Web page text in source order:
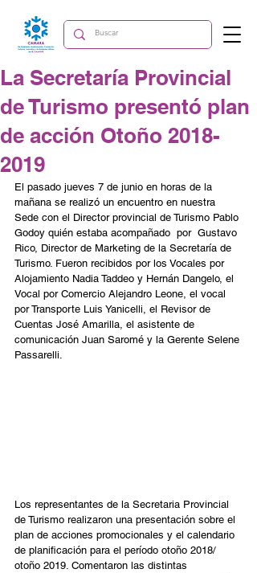
La Secretaría Provincial
de Turismo presentó plan
de acción Otoño 2018-
2019
El pasado jueves 7 de junio en horas de la
mañana se realizó un encuentro en nuestra
Sede con el Director provincial de Turismo Pablo
Godoy quién estaba acompañado  por  Gustavo
Rico, Director de Marketing de la Secretaría de
Turismo. Fueron recibidos por los Vocales por
Alojamiento Nadia Taddeo y Hernán Dangelo, el
Vocal por Comercio Alejandro Leone, el vocal
por Transporte Luis Yanicelli, el Revisor de
Cuentas José Amarilla, el asistente de
comunicación Juan Saromé y la Gerente Selene
Passarelli.
Los representantes de la Secretaria Provincial
de Turismo realizaron una presentación sobre el
plan de acciones promocionales y el calendario
de planificación para el período otoño 2018/
otoño 2019. Comentaron las distintas